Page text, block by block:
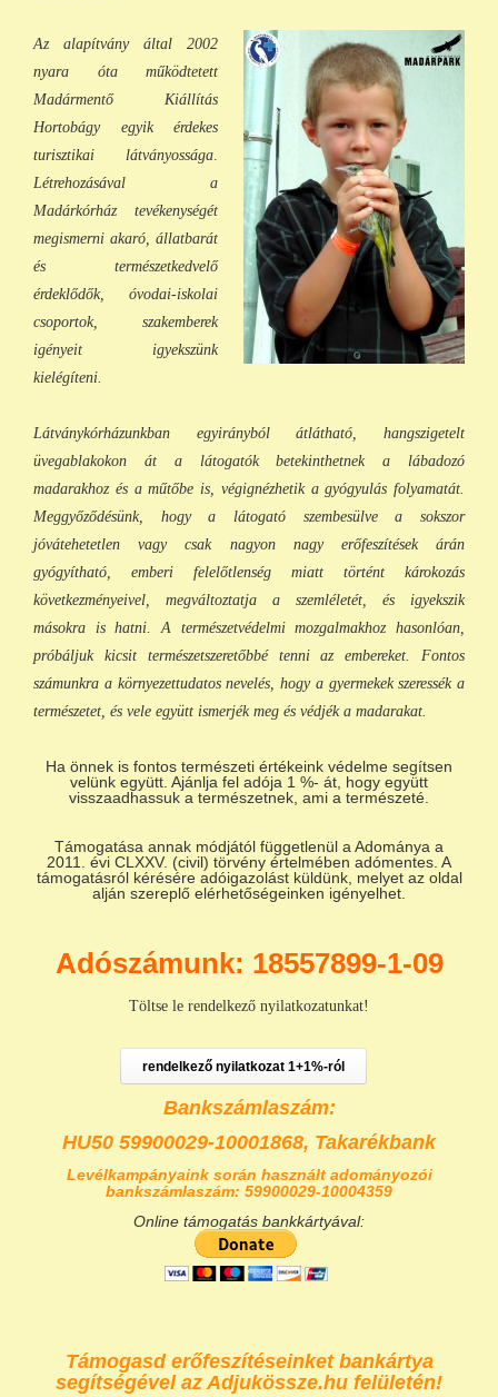
Az alapítvány által 2002
nyara óta működtetett
Madármentő Kiállítás
Hortobágy egyik érdekes
turisztikai látványossága.
Létrehozásával a
Madárkórház tevékenységét
megismerni akaró, állatbarát
és természetkedvelő
érdeklődők, óvodai-iskolai
csoportok, szakemberek
igényeit igyekszünk
kielégíteni.
Látványkórházunkban egyirányból átlátható, hangszigetelt
üvegablakokon át a látogatók betekinthetnek a lábadozó
madarakhoz és a műtőbe is, végignézhetik a gyógyulás folyamatát.
Meggyőződésünk, hogy a látogató szembesülve a sokszor
jóvátehetetlen vagy csak nagyon nagy erőfeszítések árán
gyógyítható, emberi felelőtlenség miatt történt károkozás
következményeivel, megváltoztatja a szemléletét, és igyekszik
másokra is hatni. A természetvédelmi mozgalmakhoz hasonlóan,
próbáljuk kicsit természetszeretőbbé tenni az embereket. Fontos
számunkra a környezettudatos nevelés, hogy a gyermekek szeressék a
természetet, és vele együtt ismerjék meg és védjék a madarakat.
Ha önnek is fontos természeti értékeink védelme segítsen
velünk együtt. Ajánlja fel adója 1 %- át, hogy együtt
visszaadhassuk a természetnek, ami a természeté.
Támogatása annak módjától függetlenül a Adománya a
2011. évi CLXXV. (civil) törvény értelmében adómentes. A
támogatásról kérésére adóigazolást küldünk, melyet az oldal
alján szereplő elérhetőségeinken igényelhet.
Adószámunk: 18557899-1-09
Töltse le rendelkező nyilatkozatunkat!
rendelkező nyilatkozat 1+1%-ról
Bankszámlaszám:
HU50 59900029-10001868, Takarékbank
Levélkampányaink során használt adományozói
bankszámlaszám: 59900029-10004359
Online támogatás bankkártyával:
Támogasd erőfeszítéseinket bankártya
segítségével az Adjukössze.hu felületén!